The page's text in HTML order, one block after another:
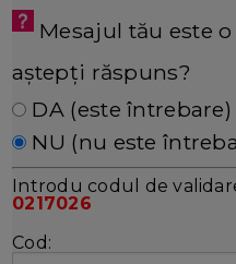
Mesajul tău este
aștepți răspuns?
DA (este întrebare)
NU (nu este
Introdu codul de
0217026
Cod: